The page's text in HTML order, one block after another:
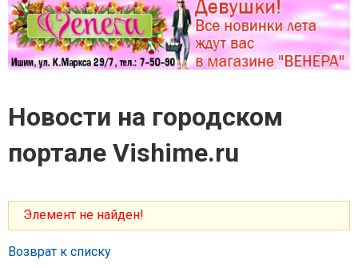
Новости на городском
портале Vishime.ru
Элемент не найден!
Возврат к списку